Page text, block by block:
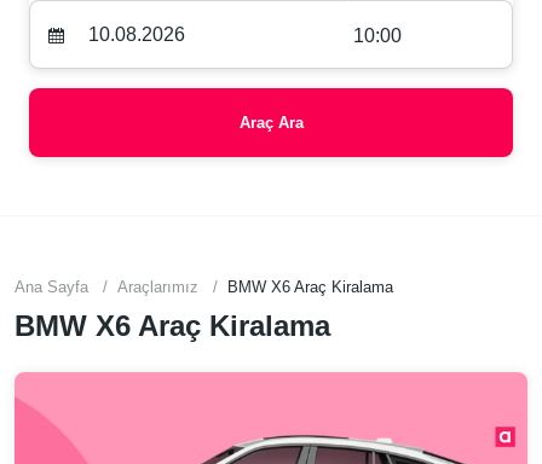
10:00
Araç Ara
Ana Sayfa Araçlarımız BMW X6 Araç Kiralama
BMW X6 Araç Kiralama